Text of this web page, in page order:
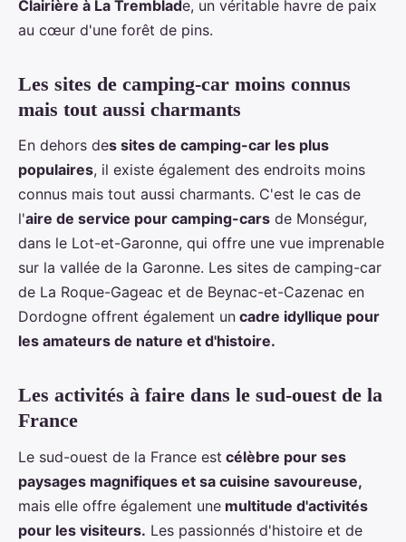
Clairière à La Tremblade, un véritable havre de paix
au cœur d'une forêt de pins.
Les sites de camping-car moins connus
mais tout aussi charmants
En dehors des sites de camping-car les plus
populaires, il existe également des endroits moins
connus mais tout aussi charmants. C'est le cas de
l'aire de service pour camping-cars de Monségur,
dans le Lot-et-Garonne, qui offre une vue imprenable
sur la vallée de la Garonne. Les sites de camping-car
de La Roque-Gageac et de Beynac-et-Cazenac en
Dordogne offrent également un cadre idyllique pour
les amateurs de nature et d'histoire.
Les activités à faire dans le sud-ouest de la
France
Le sud-ouest de la France est célèbre pour ses
paysages magnifiques et sa cuisine savoureuse,
mais elle offre également une multitude d'activités
pour les visiteurs. Les passionnés d'histoire et de